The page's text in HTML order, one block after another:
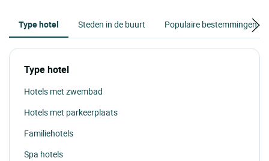
Type hotel Steden in de buurt Populaire bestemmingen
Type hotel
Hotels met zwembad
Hotels met parkeerplaats
Familiehotels
Spa hotels